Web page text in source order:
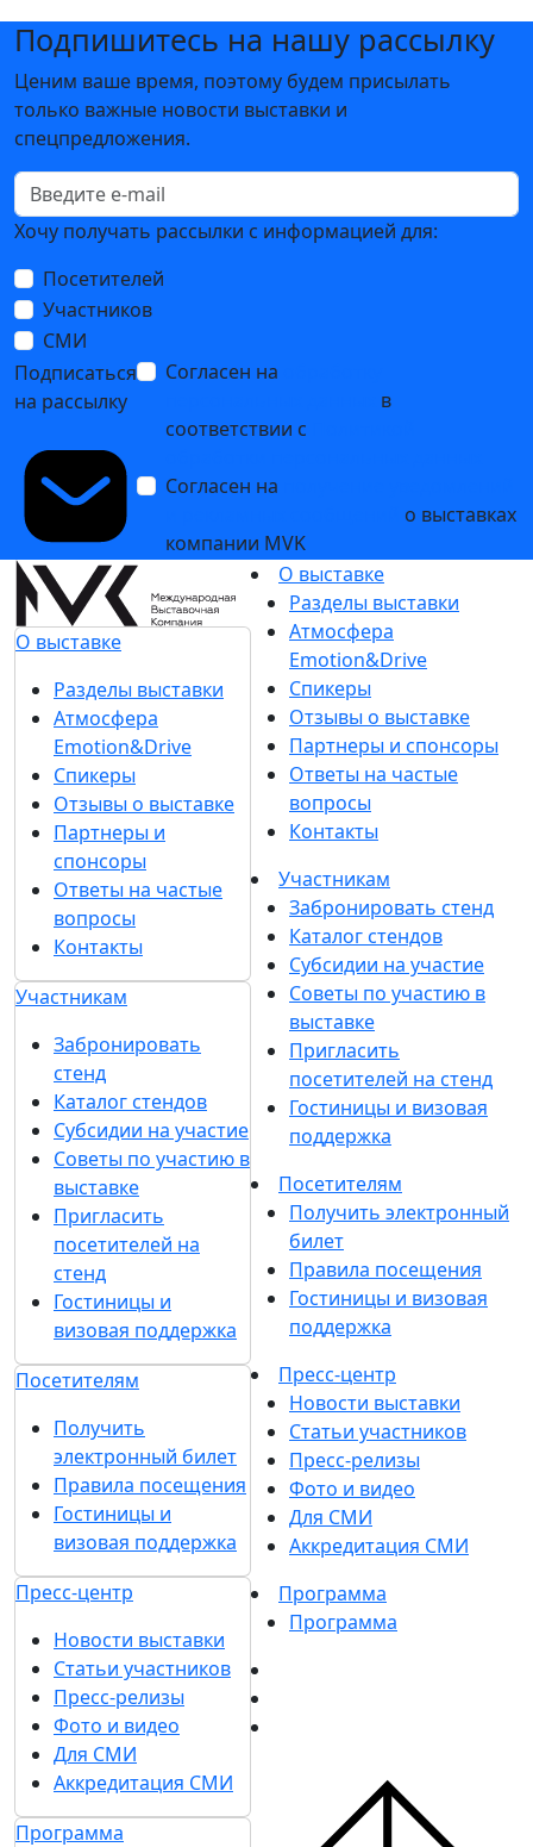
Подпишитесь на нашу рассылку
Ценим ваше время, поэтому будем присылать
только важные новости выставки и
спецпредложения.
Хочу получать рассылки с информацией для:
Посетителей
Участников
СМИ
Подписаться
на рассылку
Согласен на
в
соответствии с
Согласен на
о выставках
компании MVK
О выставке
Разделы выставки
Атмосфера
Emotion&Drive
Спикеры
Отзывы о выставке
Партнеры и
спонсоры
Ответы на частые
вопросы
Контакты
Участникам
Забронировать
стенд
Каталог стендов
Субсидии на участие
Советы по участию в
выставке
Пригласить
посетителей на
стенд
Гостиницы и
визовая поддержка
Посетителям
Получить
электронный билет
Правила посещения
Гостиницы и
визовая поддержка
Пресс-центр
Новости выставки
Статьи участников
Пресс-релизы
Фото и видео
Для СМИ
Аккредитация СМИ
Программа
О выставке
Разделы выставки
Атмосфера
Emotion&Drive
Спикеры
Отзывы о выставке
Партнеры и спонсоры
Ответы на частые
вопросы
Контакты
Участникам
Забронировать стенд
Каталог стендов
Субсидии на участие
Советы по участию в
выставке
Пригласить
посетителей на стенд
Гостиницы и визовая
поддержка
Посетителям
Получить электронный
билет
Правила посещения
Гостиницы и визовая
поддержка
Пресс-центр
Новости выставки
Статьи участников
Пресс-релизы
Фото и видео
Для СМИ
Аккредитация СМИ
Программа
Программа